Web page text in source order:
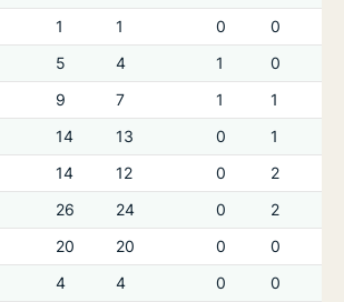
1 1 0
0
5 4 1
0
9 7 1
1
14 13 0
1
14 12 0
2
26 24 0
2
20 20 0
0
4 4 0
0